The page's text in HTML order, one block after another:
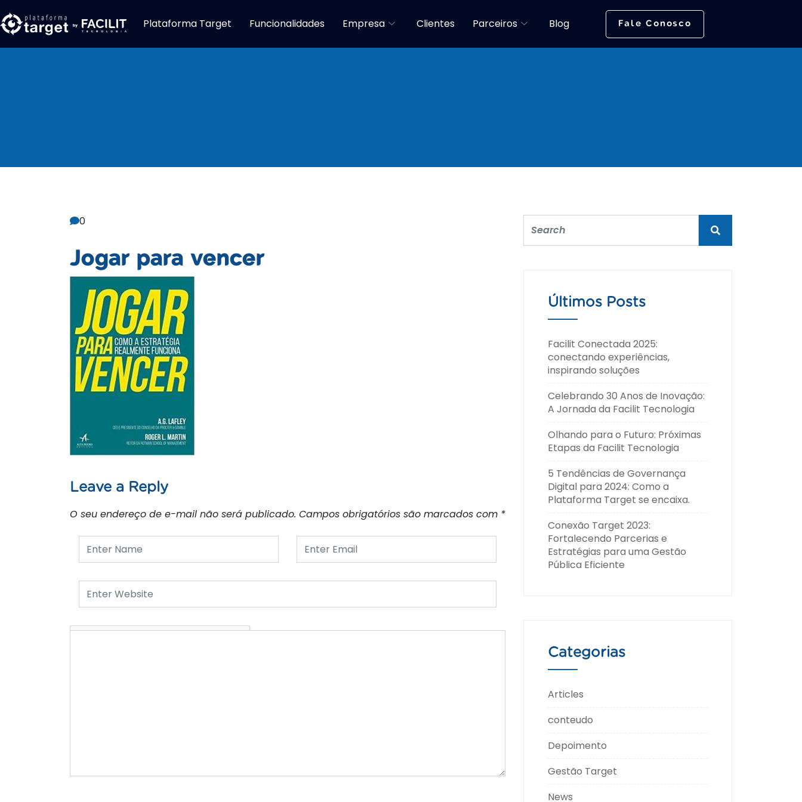
Plataforma Target Funcionalidades Empresa Clientes Parceiros Blog Fale Conosco
0
Jogar para vencer
Leave a Reply
O seu endereço de e-mail não será publicado. Campos obrigatórios são marcados com *
Últimos Posts
Facilit Conectada 2025:
conectando experiências,
inspirando soluções
Celebrando 30 Anos de Inovação:
A Jornada da Facilit Tecnologia
Olhando para o Futuro: Próximas
Etapas da Facilit Tecnologia
5 Tendências de Governança
Digital para 2024: Como a
Plataforma Target se encaixa.
Conexão Target 2023:
Fortalecendo Parcerias e
Estratégias para uma Gestão
Pública Eficiente
Categorias
Articles
conteudo
Depoimento
Gestão Target
News